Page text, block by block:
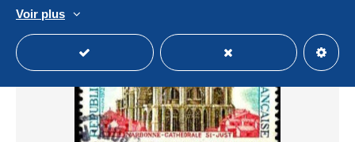
Nouveau
Voir plus